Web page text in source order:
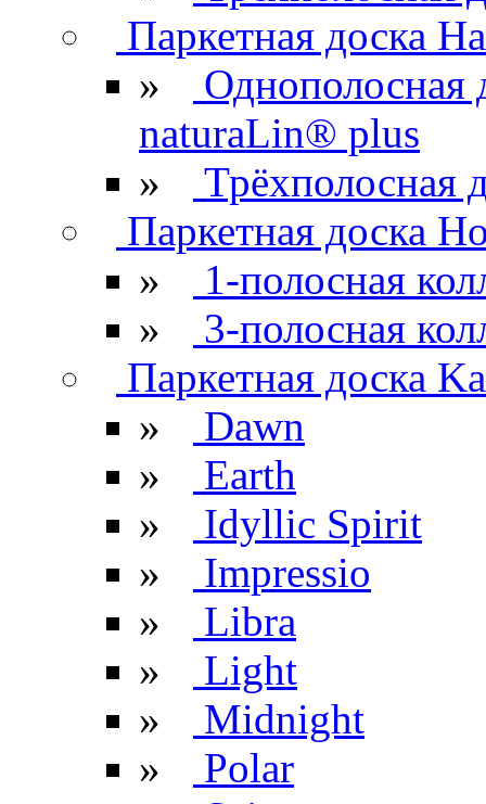
Паркетная доска
»
Однополосная
naturaLin® plus
»
Трёхполосная
Паркетная доска
»
1-полосная
»
3-полосная
Паркетная доска
»
Dawn
»
Earth
»
Idyllic Spirit
»
Impressio
»
Libra
»
Light
»
Midnight
»
Polar